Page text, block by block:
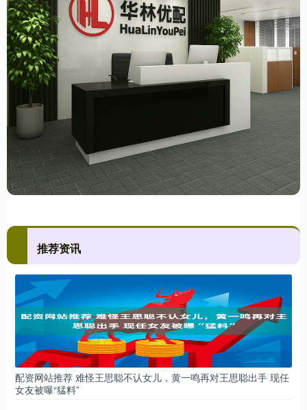
推荐资讯
配资网站推荐 难怪王思聪不认女儿，黄一鸣再对王思聪出手 现任
女友被曝“猛料”